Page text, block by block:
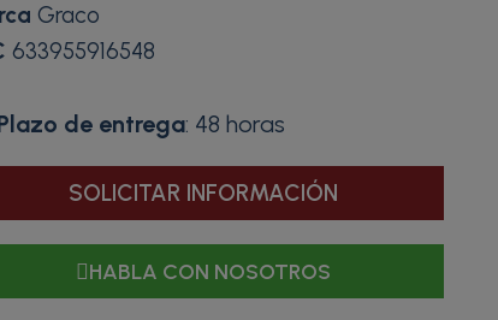
Graco
633955916548
de entrega: 48 horas
SOLICITAR INFORMACIÓN
HABLA CON NOSOTROS